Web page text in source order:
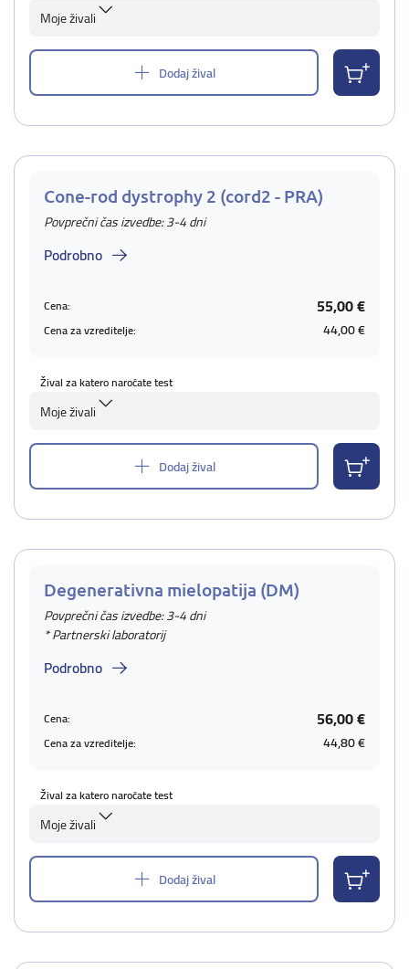
Moje živali
Dodaj žival
Cone-rod dystrophy 2 (cord2 - PRA)
Povprečni čas izvedbe: 3-4 dni
Podrobno
Cena: 55,00 €
Cena za vzreditelje: 44,00 €
Žival za katero naročate test
Moje živali
Dodaj žival
Degenerativna mielopatija (DM)
Povprečni čas izvedbe: 3-4 dni
* Partnerski laboratorij
Podrobno
Cena: 56,00 €
Cena za vzreditelje: 44,80 €
Žival za katero naročate test
Moje živali
Dodaj žival